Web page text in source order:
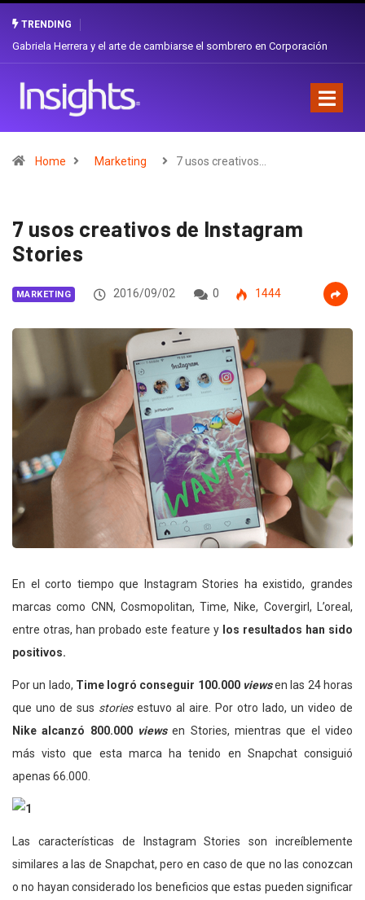
TRENDING
Gabriela Herrera y el arte de cambiarse el sombrero en Corporación
Home Marketing 7 usos creativos…
7 usos creativos de Instagram
Stories
MARKETING 2016/09/02 0 1444
En el corto tiempo que Instagram Stories ha existido, grandes
marcas como CNN, Cosmopolitan, Time, Nike, Covergirl, L’oreal,
entre otras, han probado este feature y los resultados han sido
positivos.
Por un lado, Time logró conseguir 100.000 viewsen las 24 horas
que uno de sus stories estuvo al aire. Por otro lado, un video de
Nike alcanzó 800.000 viewsen Stories, mientras que el video
más visto que esta marca ha tenido en Snapchat consiguió
apenas 66.000.
Las características de Instagram Stories son increíblemente
similares a las de Snapchat, pero en caso de que no las conozcan
o no hayan considerado los beneficios que estas pueden significar